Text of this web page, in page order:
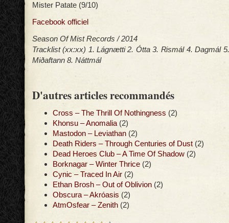
Mister Patate (9/10)
Facebook officiel
Season Of Mist Records / 2014
Tracklist (xx:xx) 1. Lágnætti 2. Ótta 3. Rismál 4. Dagmál
Miðaftann 8. Náttmál
D'autres articles recommandés
Cross – The Thrill Of Nothingness (2)
Khonsu – Anomalia (2)
Mastodon – Leviathan (2)
Death Riders – Through Centuries of Dust (2)
Dead Heroes Club – A Time Of Shadow (2)
Borknagar – Winter Thrice (2)
Cynic – Traced In Air (2)
Ethan Brosh – Out of Oblivion (2)
Obscura – Akróasis (2)
AtmOsfear – Zenith (2)